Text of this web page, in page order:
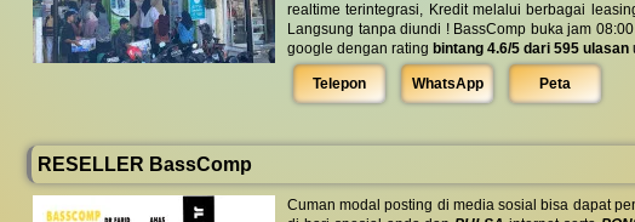
realtime terintegrasi, Kredit melalui berbagai
Langsung tanpa diundi ! BassComp buka jam
google dengan rating bintang 4.6/5 dari 595 ulasan
Telepon WhatsApp Peta
RESELLER BassComp
Cuman modal posting di media sosial bisa dapat